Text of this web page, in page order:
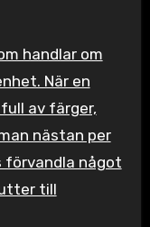
När en
av färger,
nästan per
förvandla något
till